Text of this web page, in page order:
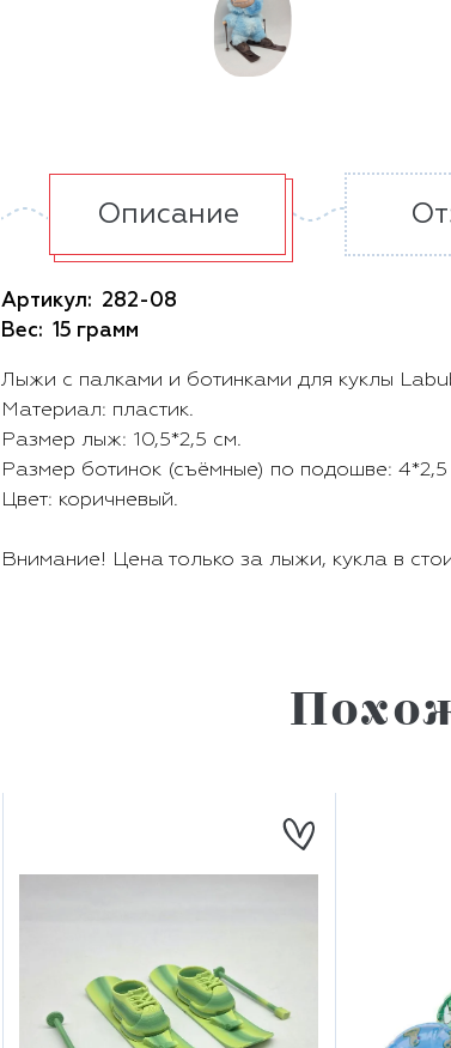
Описание
Артикул: 282-08
Вес: 15 грамм
Лыжи с палками и ботинками для куклы
Материал: пластик.
Размер лыж: 10,5*2,5 см.
Размер ботинок (съёмные) по подошве: 4*2,5
Цвет: коричневый.
Внимание! Цена только за лыжи, кукла в